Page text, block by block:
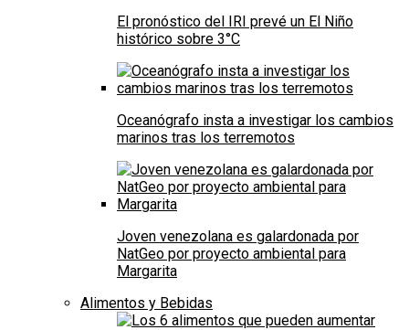
El pronóstico del IRI prevé un El Niño
histórico sobre 3°C
Oceanógrafo insta a investigar los cambios
marinos tras los terremotos
Joven venezolana es galardonada por
NatGeo por proyecto ambiental para
Margarita
Alimentos y Bebidas